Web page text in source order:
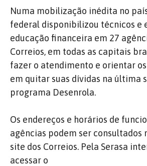
Numa mobilização inédita no
federal disponibilizou técnicos e
educação financeira em 27
Correios, em todas as capitais
fazer o atendimento e orientar
em quitar suas dívidas na última
programa Desenrola.
Os endereços e horários de
agências podem ser consultados
site dos Correios. Pela Serasa
acessar o